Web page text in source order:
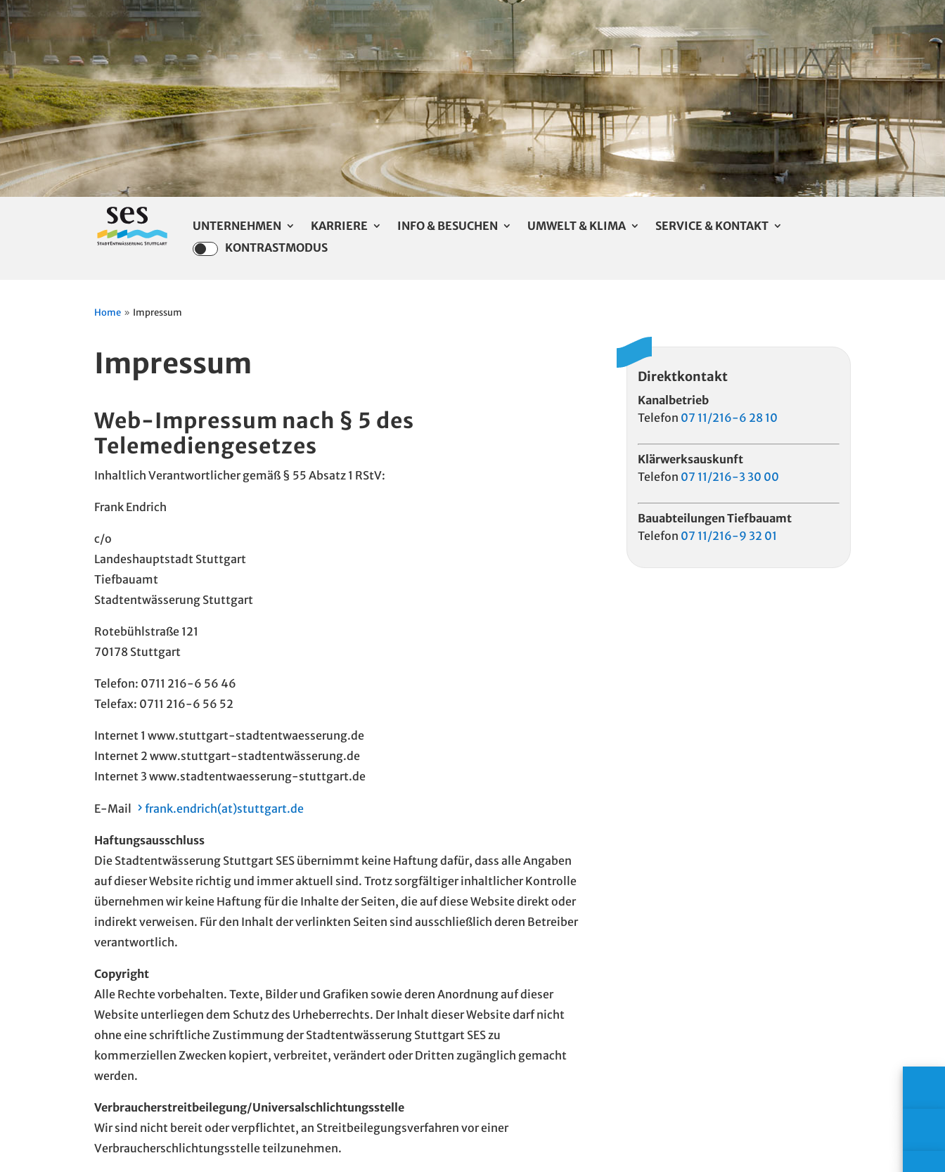
UNTERNEHMEN KARRIERE INFO & BESUCHEN UMWELT & KLIMA
SERVICE & KONTAKT
KONTRASTMODUS
Home 9 Impressum
Impressum
Web-Impressum nach § 5 des
Telemediengesetzes
Inhaltlich Verantwortlicher gemäß § 55 Absatz 1 RStV:
Frank Endrich
c/o
Landeshauptstadt Stuttgart
Tiefbauamt
Stadtentwässerung Stuttgart
Rotebühlstraße 121
70178 Stuttgart
Telefon: 0711 216-6 56 46
Telefax: 0711 216-6 56 52
Internet 1 www.stuttgart-stadtentwaesserung.de
Internet 2 www.stuttgart-stadtentwässerung.de
Internet 3 www.stadtentwaesserung-stuttgart.de
E-Mail frank.endrich(at)stuttgart.de
Haftungsausschluss
Die Stadtentwässerung Stuttgart SES übernimmt keine Haftung dafür, dass alle Angaben
auf dieser Website richtig und immer aktuell sind. Trotz sorgfältiger inhaltlicher Kontrolle
übernehmen wir keine Haftung für die Inhalte der Seiten, die auf diese Website direkt oder
indirekt verweisen. Für den Inhalt der verlinkten Seiten sind ausschließlich deren Betreiber
verantwortlich.
Copyright
Alle Rechte vorbehalten. Texte, Bilder und Grafiken sowie deren Anordnung auf dieser
Website unterliegen dem Schutz des Urheberrechts. Der Inhalt dieser Website darf nicht
ohne eine schriftliche Zustimmung der Stadtentwässerung Stuttgart SES zu
kommerziellen Zwecken kopiert, verbreitet, verändert oder Dritten zugänglich gemacht
werden.
Verbraucher­streit­beilegung/Universal­schlichtungs­stelle
Wir sind nicht bereit oder verpflichtet, an Streitbeilegungsverfahren vor einer
Verbraucherschlichtungsstelle teilzunehmen.
Direktkontakt
Kanalbetrieb
Telefon 07 11/216-6 28 10
Klärwerksauskunft
Telefon 07 11/216-3 30 00
Bauabteilungen Tiefbauamt
Telefon 07 11/216-9 32 01